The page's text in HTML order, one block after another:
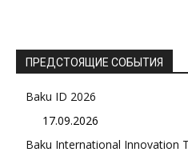
ПРЕДСТОЯЩИЕ СОБЫТИЯ
Baku ID 2026
17.09.2026
Baku International Innovation